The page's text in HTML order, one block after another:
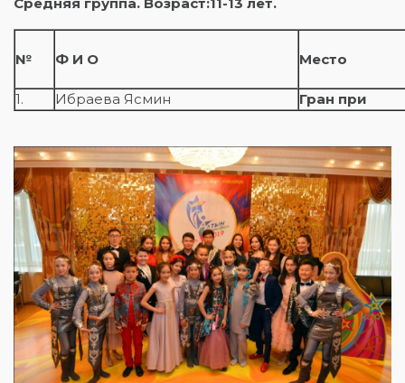
№ Ф И О Место
1. Ибраева Ясмин Гран при